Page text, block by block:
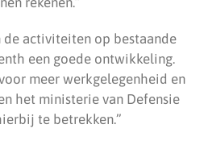
de activiteiten op bestaande
een goede ontwikkeling.
meer werkgelegenheid en
het ministerie van Defensie
te betrekken.”